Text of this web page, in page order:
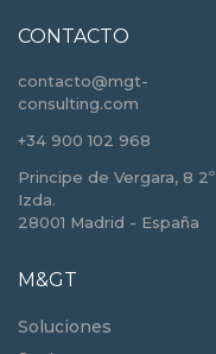
CONTACTO
contacto@mgt-
consulting.com
+34 900 102 968
Principe de Vergara, 8 2º
Izda.
28001 Madrid - España
M&GT
Soluciones